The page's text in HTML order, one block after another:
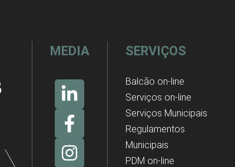
MEDIA SERVIÇOS
Balcão on-line
Serviços on-line
Serviços Municipais
Regulamentos
Municipais
PDM on-line